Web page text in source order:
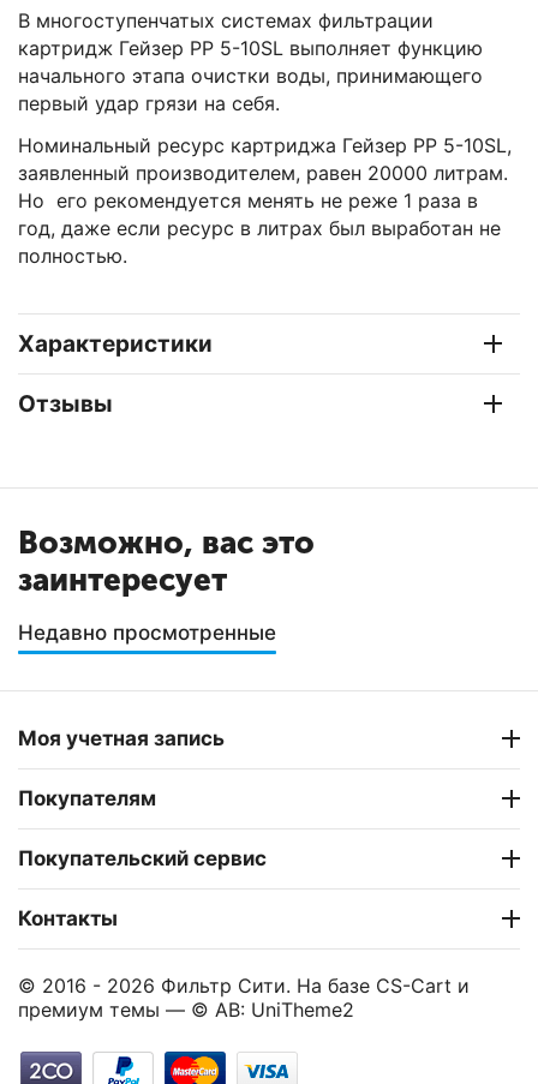
В многоступенчатых системах фильтрации
картридж Гейзер PP 5-10SL выполняет функцию
начального этапа очистки воды, принимающего
первый удар грязи на себя.
Номинальный ресурс картриджа Гейзер PP 5-10SL,
заявленный производителем, равен 20000 литрам.
Но его рекомендуется менять не реже 1 раза в
год, даже если ресурс в литрах был выработан не
полностью.
Характеристики
Отзывы
Возможно, вас это
заинтересует
Недавно просмотренные
Моя учетная запись
Покупателям
Покупательский сервис
Контакты
© 2016 - 2026 Фильтр Сити. На базе CS-Cart и
премиум темы — © AB: UniTheme2